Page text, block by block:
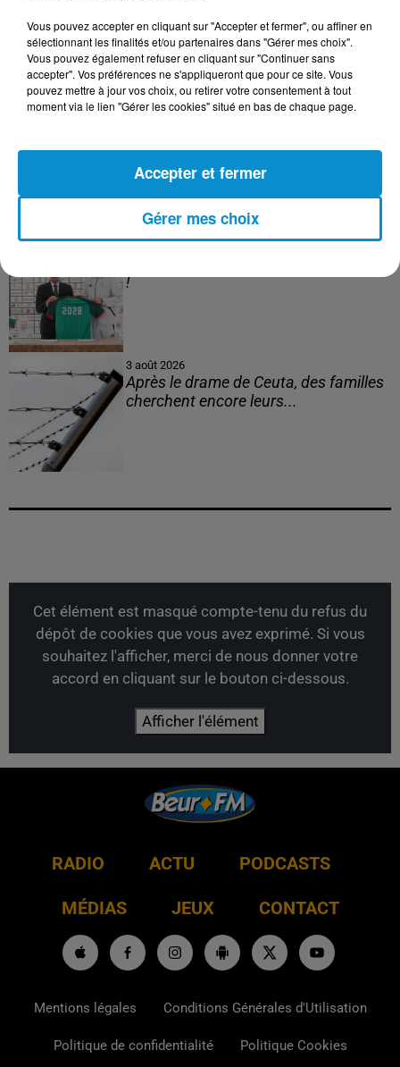
152 Palestiniens tués en juillet, le bilan
mensuel le plus lourd de...
version policière !
!
3 août 2026
Après le drame de Ceuta, des familles
cherchent encore leurs...
Cet élément est masqué compte-tenu du refus du
dépôt de cookies que vous avez exprimé. Si vous
souhaitez l'afficher, merci de nous donner votre
accord en cliquant sur le bouton ci-dessous.
Afficher l'élément
RADIO ACTU PODCASTS
MÉDIAS JEUX CONTACT
Mentions légales Conditions Générales d'Utilisation
Politique de confidentialité Politique Cookies
Vous pouvez accepter en cliquant sur "Accepter et fermer", ou affiner en
sélectionnant les finalités et/ou partenaires dans "Gérer mes choix".
Vous pouvez également refuser en cliquant sur "Continuer sans
accepter". Vos préférences ne s'appliqueront que pour ce site. Vous
pouvez mettre à jour vos choix, ou retirer votre consentement à tout
moment via le lien "Gérer les cookies" situé en bas de chaque page.
Gérer mes choix
Accepter et fermer